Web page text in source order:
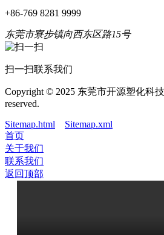
+86-769 8281 9999
东莞市寮步镇向西东区路15号
扫一扫联系我们
Copyright © 2025 东莞市开源塑化科
reserved.
Sitemap.html
Sitemap.xml
首页
关于我们
联系我们
返回顶部